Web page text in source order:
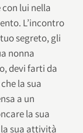
lui nella
L’incontro
segreto, gli
nonna
devi farti da
la sua
a un
la sua
sua attività